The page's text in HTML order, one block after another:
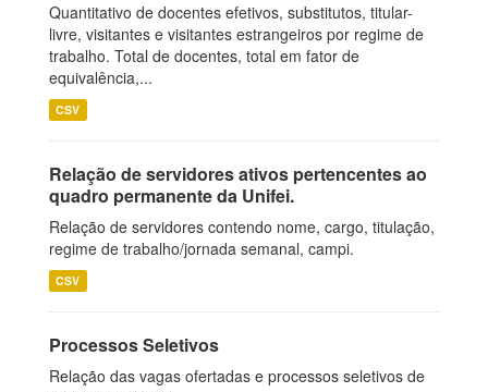
Quantitativo de docentes efetivos, substitutos, titular-
livre, visitantes e visitantes estrangeiros por regime de
trabalho. Total de docentes, total em fator de
equivalência,...
CSV
Relação de servidores ativos pertencentes ao
quadro permanente da Unifei.
Relação de servidores contendo nome, cargo, titulação,
regime de trabalho/jornada semanal, campi.
CSV
Processos Seletivos
Relação das vagas ofertadas e processos seletivos de